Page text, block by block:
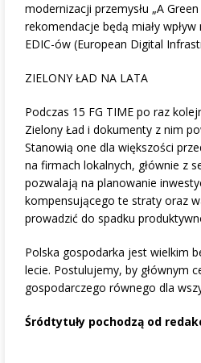
modernizacji przemysłu „A
rekomendacje będą miały
EDIC-ów (European Digital
ZIELONY ŁAD NA LATA
Podczas 15 FG TIME po raz
Zielony Ład i dokumenty z nim
Stanowią one dla większości
na firmach lokalnych, głównie z
pozwalają na planowanie
kompensującego te straty oraz
prowadzić do spadku
Polska gospodarka jest wielkim
lecie. Postulujemy, by głównym
gospodarczego równego dla
Śródtytuły pochodzą od